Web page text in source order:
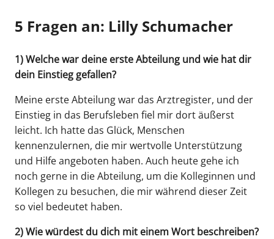
5 Fragen an: Lilly Schumacher
1) Welche war deine erste Abteilung und wie hat dir
dein Einstieg gefallen?
Meine erste Abteilung war das Arztregister, und der
Einstieg in das Berufsleben fiel mir dort äußerst
leicht. Ich hatte das Glück, Menschen
kennenzulernen, die mir wertvolle Unterstützung
und Hilfe angeboten haben. Auch heute gehe ich
noch gerne in die Abteilung, um die Kolleginnen und
Kollegen zu besuchen, die mir während dieser Zeit
so viel bedeutet haben.
2) Wie würdest du dich mit einem Wort beschreiben?